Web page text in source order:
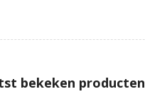
bekeken producten